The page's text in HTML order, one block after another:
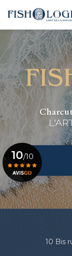
au
principal
10 Bis
10/10
Voir le certificat